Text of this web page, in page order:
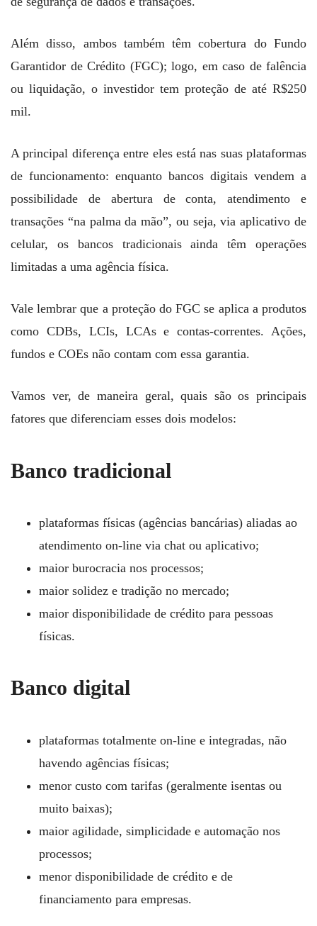
Além disso, ambos também têm cobertura do Fundo
Garantidor de Crédito (FGC); logo, em caso de falência
ou liquidação, o investidor tem proteção de até R$250
mil.
A principal diferença entre eles está nas suas plataformas
de funcionamento: enquanto bancos digitais vendem a
possibilidade de abertura de conta, atendimento e
transações “na palma da mão”, ou seja, via aplicativo de
celular, os bancos tradicionais ainda têm operações
limitadas a uma agência física.
Vale lembrar que a proteção do FGC se aplica a produtos
como CDBs, LCIs, LCAs e contas-correntes. Ações,
fundos e COEs não contam com essa garantia.
Vamos ver, de maneira geral, quais são os principais
fatores que diferenciam esses dois modelos:
Banco tradicional
plataformas físicas (agências bancárias) aliadas ao
atendimento on-line via chat ou aplicativo;
maior burocracia nos processos;
maior solidez e tradição no mercado;
maior disponibilidade de crédito para pessoas
físicas.
Banco digital
plataformas totalmente on-line e integradas, não
havendo agências físicas;
menor custo com tarifas (geralmente isentas ou
muito baixas);
maior agilidade, simplicidade e automação nos
processos;
menor disponibilidade de crédito e de
financiamento para empresas.